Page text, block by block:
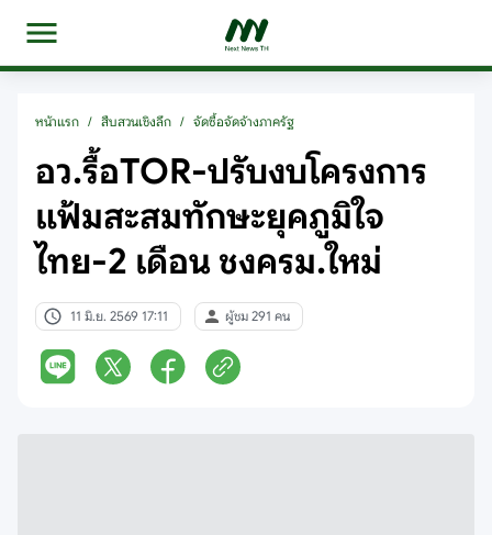
หน้าแรก / สืบสวนเชิงลึก / จัดซื้อจัดจ้างภาครัฐ
อว.รื้อTOR-ปรับงบโครงการ
แฟ้มสะสมทักษะยุคภูมิใจ
ไทย-2 เดือน ชงครม.ใหม่
11 มิ.ย. 2569 17:11 ผู้ชม 291 คน